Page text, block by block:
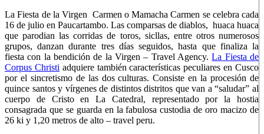
La Fiesta de la Virgen Carmen o Mamacha Carmen se celebra cada
16 de julio en Paucartambo. Las comparsas de diablos, huaca huaca
que parodian las corridas de toros, sicllas, entre otros numerosos
grupos, danzan durante tres días seguidos, hasta que finaliza la
fiesta con la bendición de la Virgen – Travel Agency.La Fiesta de
Corpus Christi adquiere también características peculiares en Cusco
por el sincretismo de las dos culturas. Consiste en la procesión de
quince santos y vírgenes de distintos distritos que van a “saludar” al
cuerpo de Cristo en La Catedral, representado por la hostia
consagrada que se guarda en la fabulosa custodia de oro macizo de
26 ki y 1,20 metros de alto – travel peru.